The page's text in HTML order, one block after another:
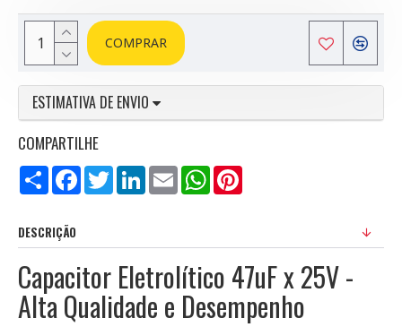
COMPRAR
ESTIMATIVA DE ENVIO
COMPARTILHE
Compartilhar
FacebookTwitterLinkedInEmail WhatsApp
DESCRIÇÃO
Capacitor Eletrolítico 47uF x 25V -
Alta Qualidade e Desempenho